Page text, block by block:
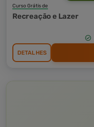
Curso Grátis de
Recreação e Lazer
DETALHES